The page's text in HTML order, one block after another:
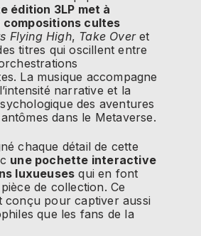
édition 3LP met à
compositions cultes
Flying High, Take Overet
titres qui oscillent entre
La musique accompagne
narrative et la
des aventures
dans le Metaverse.
chaque détail de cette
une pochette interactive
luxueuses qui en font
de collection. Ce
conçu pour captiver aussi
que les fans de la